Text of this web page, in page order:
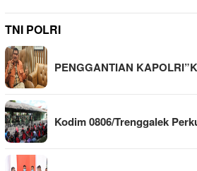
TNI POLRI
PENGGANTIAN
Kodim 0806/Trenggalek